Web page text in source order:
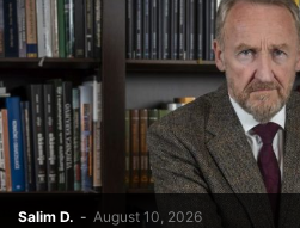
Salim D. - August 10, 2026